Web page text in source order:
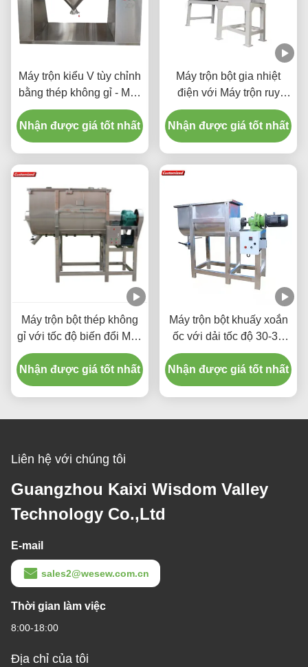
Máy trộn kiểu V tùy chỉnh
bằng thép không gỉ - Máy
trộn cấp thực phẩm trộn
nhanh cho vật liệu dạng
bột và hạt, thích hợp cho
Nhận được giá tốt nhất
Máy trộn bột gia nhiệt
điện với Máy trộn ruy
băng tự động và Dung
tích trộn 500-1000L
Nhận được giá tốt nhất
Máy trộn bột thép không
gỉ với tốc độ biến đổi Máy
trộn ruy băng công
nghiệp
Nhận được giá tốt nhất
Máy trộn bột khuấy xoắn
ốc với dải tốc độ 30-39
vòng/phút và gia nhiệt
điện
Nhận được giá tốt nhất
Liên hệ với chúng tôi
Guangzhou Kaixi Wisdom Valley
Technology Co.,Ltd
E-mail
sales2@wesew.com.cn
Thời gian làm việc
8:00-18:00
Địa chỉ của tôi